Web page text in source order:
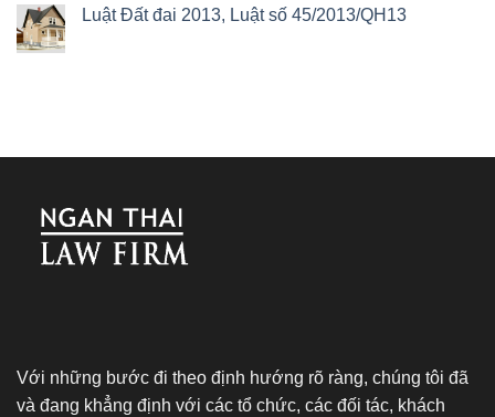
Luật Đất đai 2013, Luật số 45/2013/QH13
Với những bước đi theo định hướng rõ ràng, chúng tôi đã
và đang khẳng định với các tổ chức, các đối tác, khách